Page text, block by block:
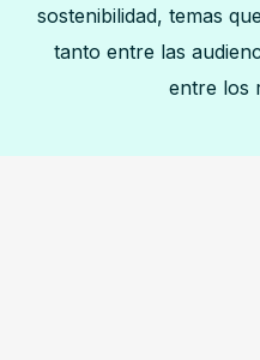
sostenibilidad, temas
tanto entre las
entre los